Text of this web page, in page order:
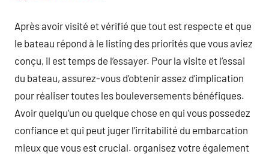
Après avoir visité et vérifié que tout est respecte et que
le bateau répond à le listing des priorités que vous aviez
conçu, il est temps de l’essayer. Pour la visite et l’essai
du bateau, assurez-vous d’obtenir assez d’implication
pour réaliser toutes les bouleversements bénéfiques.
Avoir quelqu’un ou quelque chose en qui vous possedez
confiance et qui peut juger l’irritabilité du embarcation
mieux que vous est crucial. organisez votre également